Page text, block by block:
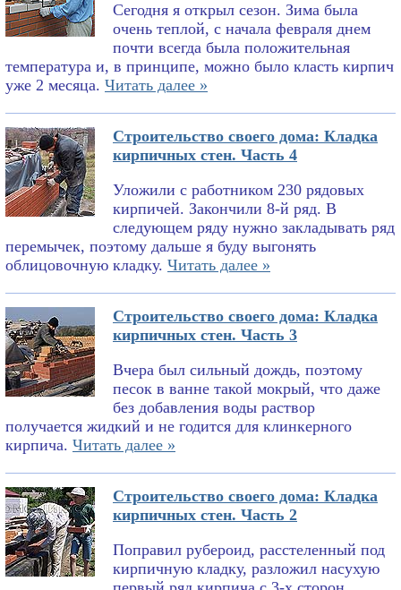
Сегодня я открыл сезон. Зима была
очень теплой, с начала февраля днем
почти всегда была положительная
температура и, в принципе, можно было класть кирпич
уже 2 месяца. Читать далее »
Строительство своего дома: Кладка
кирпичных стен. Часть 4
Уложили с работником 230 рядовых
кирпичей. Закончили 8-й ряд. В
следующем ряду нужно закладывать ряд
перемычек, поэтому дальше я буду выгонять
облицовочную кладку. Читать далее »
Строительство своего дома: Кладка
кирпичных стен. Часть 3
Вчера был сильный дождь, поэтому
песок в ванне такой мокрый, что даже
без добавления воды раствор
получается жидкий и не годится для клинкерного
кирпича. Читать далее »
Строительство своего дома: Кладка
кирпичных стен. Часть 2
Поправил рубероид, расстеленный под
кирпичную кладку, разложил насухую